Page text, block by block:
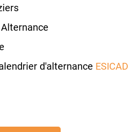
d'alternance ESICAD